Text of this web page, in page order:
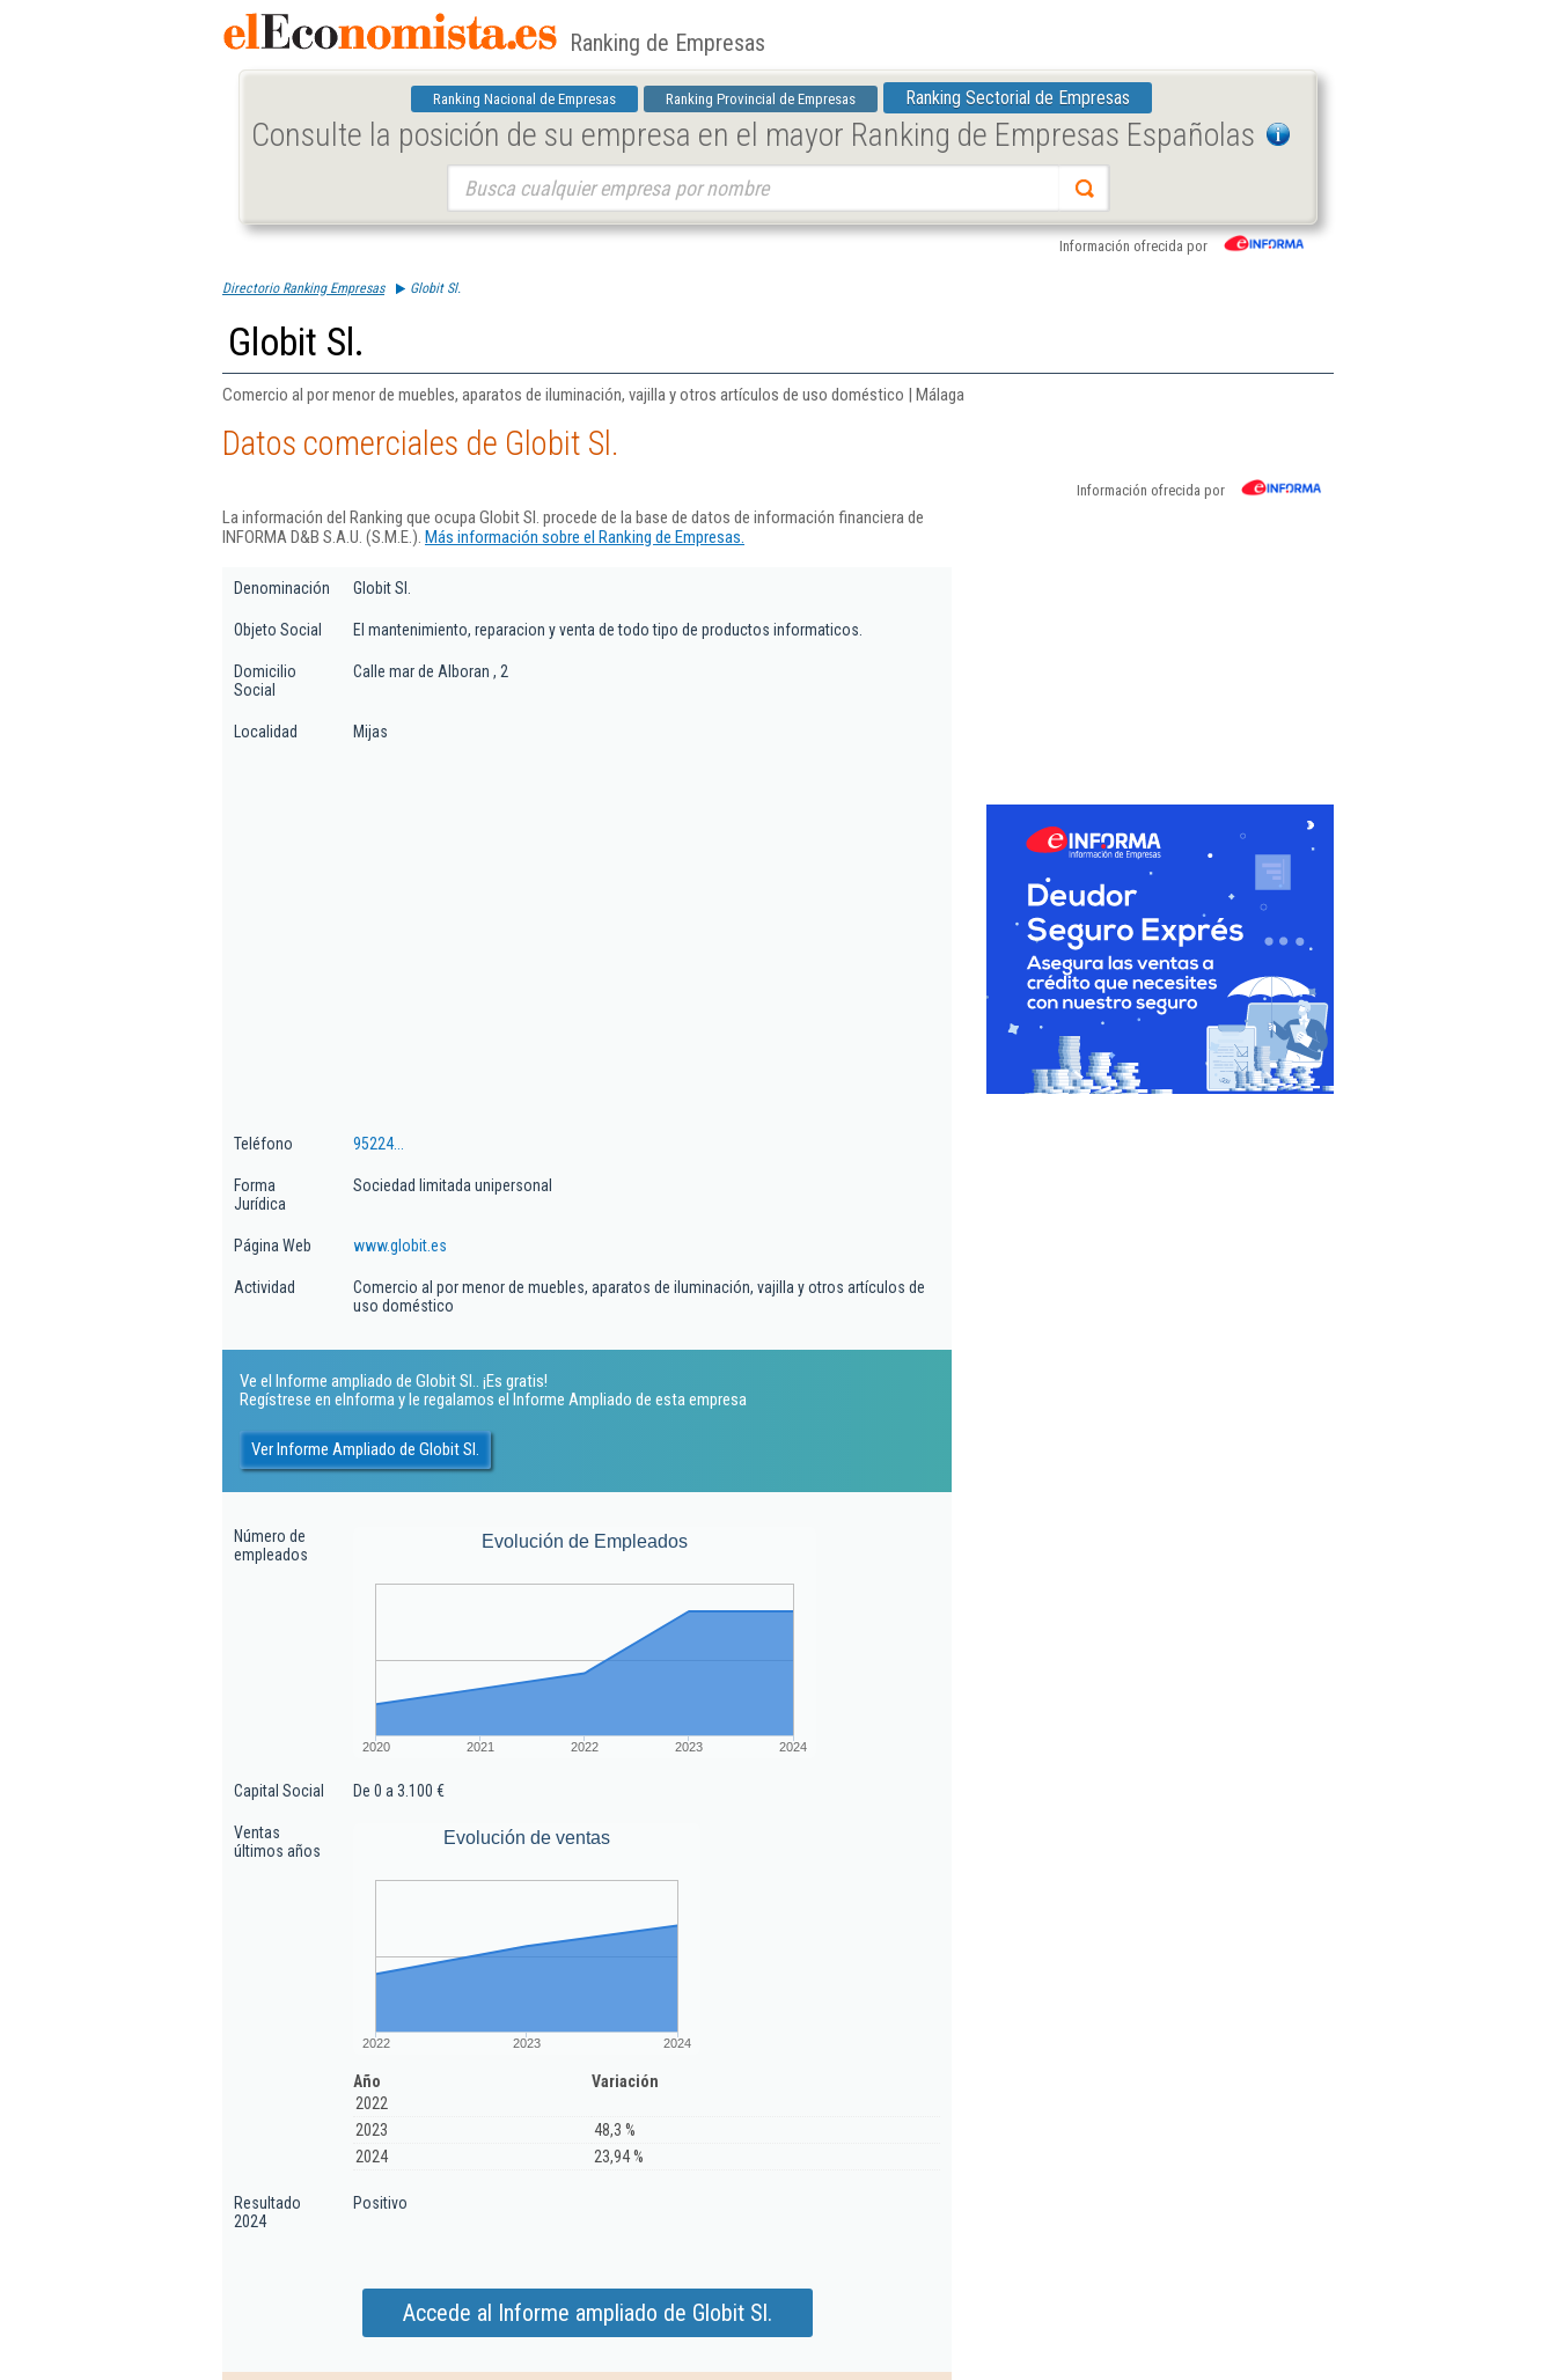
Ranking de Empresas
Ranking Nacional de Empresas Ranking Provincial de Empresas Ranking Sectorial de Empresas
Consulte la posición de su empresa en el mayor Ranking de Empresas Españolas
Información ofrecida por
Directorio Ranking Empresas Globit Sl.
Globit Sl.
Comercio al por menor de muebles, aparatos de iluminación, vajilla y otros artículos de uso doméstico | Málaga
Datos comerciales de Globit Sl.
Información ofrecida por
La información del Ranking que ocupa Globit Sl. procede de la base de datos de información financiera de
INFORMA D&B S.A.U. (S.M.E.). Más información sobre el Ranking de Empresas.
Denominación Globit Sl.
Objeto Social El mantenimiento, reparacion y venta de todo tipo de productos informaticos.
Domicilio
Social
Calle mar de Alboran , 2
Localidad Mijas
Teléfono 95224...
Forma
Jurídica
Sociedad limitada unipersonal
Página Web www.globit.es
Actividad
Comercio al por menor de muebles, aparatos de iluminación, vajilla y otros artículos de
uso doméstico
Ve el Informe ampliado de Globit Sl.. ¡Es gratis!
Regístrese en eInforma y le regalamos el Informe Ampliado de esta empresa
Ver Informe Ampliado de Globit Sl.
Número de
empleados
Evolución de Empleados
2020 2021 2022 2023 2024
Capital Social De 0 a 3.100 €
Ventas
últimos años
Evolución de ventas
2022 2023 2024
Año
Variación
2022
2023
48,3 %
2024
23,94 %
Resultado
2024
Positivo
Accede al Informe ampliado de Globit Sl.